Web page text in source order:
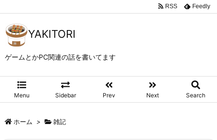
YAKITORI
ゲームとかPC関連の話を書いてます
Menu Sidebar Prev Next Search
RSS Feedly
ホーム > 雑記